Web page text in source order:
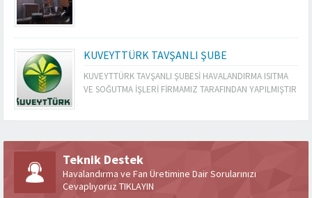
KUVEYTTÜRK TAVŞANLI ŞUBE
KUVEYTTÜRK TAVŞANLI ŞUBESİ HAVALANDIRMA ISITMA
VE SOĞUTMA İŞLERİ FİRMAMIZ TARAFINDAN YAPILMIŞTIR
Teknik Destek
Havalandırma ve Fan Üretimine Dair Sorularınızı
Cevaplıyoruz TIKLAYIN